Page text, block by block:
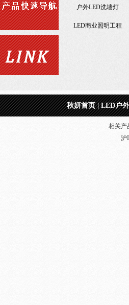
室内照明工程
户外LED洗墙灯
LED商业照明工程
秋妍首页|LED户
相关产
沪